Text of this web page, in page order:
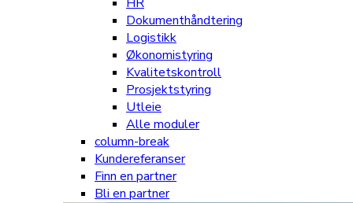
Dokumenthåndtering
Logistikk
Økonomistyring
Kvalitetskontroll
Prosjektstyring
Utleie
Alle moduler
column-break
Kundereferanser
Finn en partner
Bli en partner